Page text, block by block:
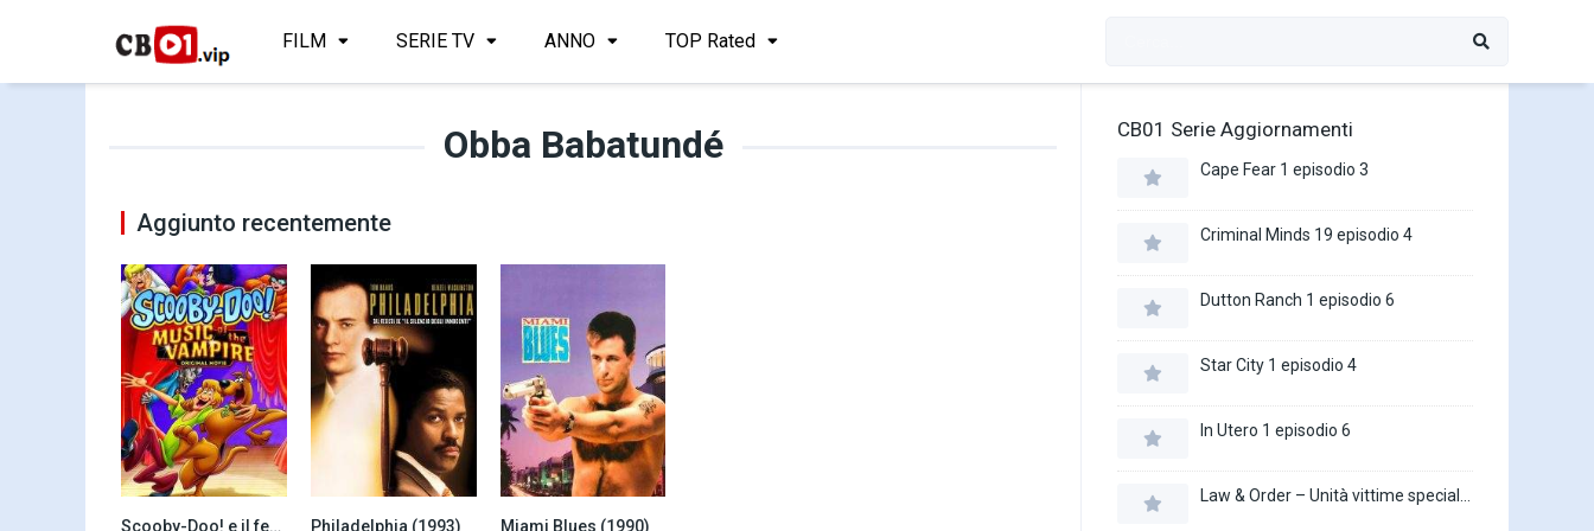
FILM SERIE TV ANNO TOP Rated
Obba Babatundé
Aggiunto recentemente
Scooby-Doo! e il festival dei vampiri (2012) Philadelphia (1993) Miami Blues (1990)
CB01 Serie Aggiornamenti
Cape Fear 1 episodio 3
Criminal Minds 19 episodio 4
Dutton Ranch 1 episodio 6
Star City 1 episodio 4
In Utero 1 episodio 6